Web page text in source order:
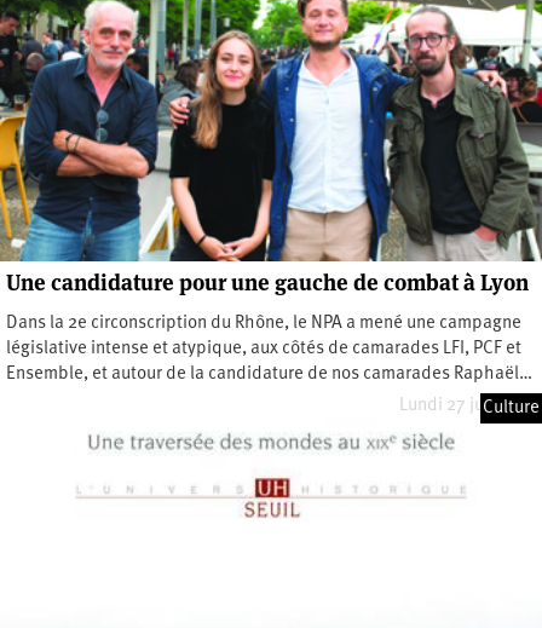
Une candidature pour une gauche de combat à Lyon
Dans la 2e circonscription du Rhône, le NPA a mené une campagne
législative intense et atypique, aux côtés de camarades LFI, PCF et
Ensemble, et autour de la candidature de nos camarades Raphaël…
Lundi 27 juin 2022
Culture